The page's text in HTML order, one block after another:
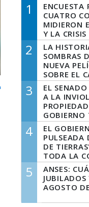
1
CUATRO
MIDIERON
Y LA
2
LA
SOMBRAS
NUEVA
SOBRE EL
QUE
MARIDO
3
EL
A LA
GOBIERNO
LA LEY
4
EL
PULSEADA
DE
TODA LA
DIGITAL
5
ANSES:
AGOSTO